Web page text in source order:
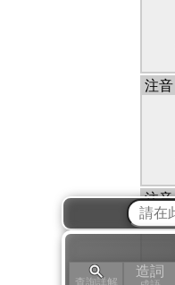
注音
注音
造詞